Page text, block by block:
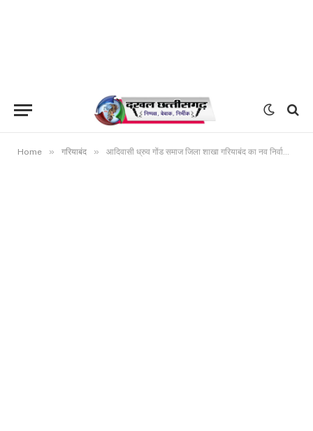
Home » गरियाबंद » आदिवासी ध्रुव गोंड समाज जिला शाखा गरियाबंद का नव निर्वाचित पदाधिकारियों का शपथ ग्रहण समारोह 13 को गरियाबंद मे